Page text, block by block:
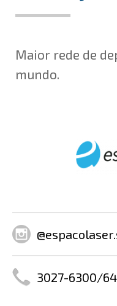
3027-6300/
Maior rede de
mundo.